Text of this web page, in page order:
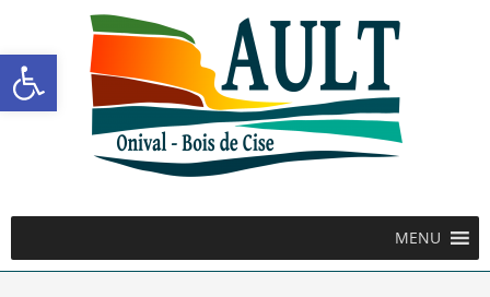
Ouvrir la barre d’outils
MENU